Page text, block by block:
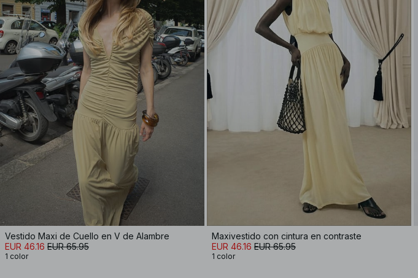
Vestido Maxi de Cuello en V de Alambre
EUR 46.16 EUR 65.95
1 color
Maxivestido con cintura en contraste
EUR 46.16 EUR 65.95
1 color